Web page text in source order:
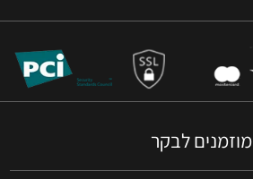
מוזמנים לבקר